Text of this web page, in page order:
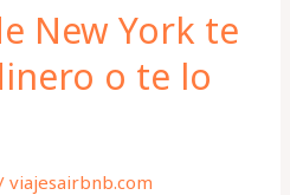
New York te
o te lo
viajesairbnb.com